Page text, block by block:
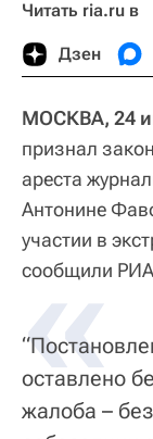
Читать ria.ru в
Дзен
МОСКВА, 24
признал
ареста
Антонине
участии в
сообщили РИА
«
оставлено
жалоба –